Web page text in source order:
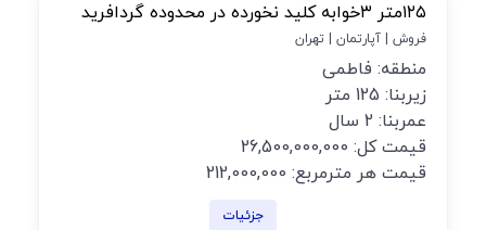
۱۲۵متر ۳خوابه کلید نخورده در محدوده گردافرید
فروش | آپارتمان | تهران
منطقه: فاطمی
زیربنا: 125 متر
عمربنا: 2 سال
قیمت کل: 26,500,000,000
قیمت هر مترمربع: 212,000,000
جزئیات